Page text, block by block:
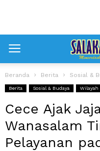
Beranda Berita Sosial &
Berita Sosial & Budaya Wilayah
Cece Ajak
Wanasalam
Pelayanan